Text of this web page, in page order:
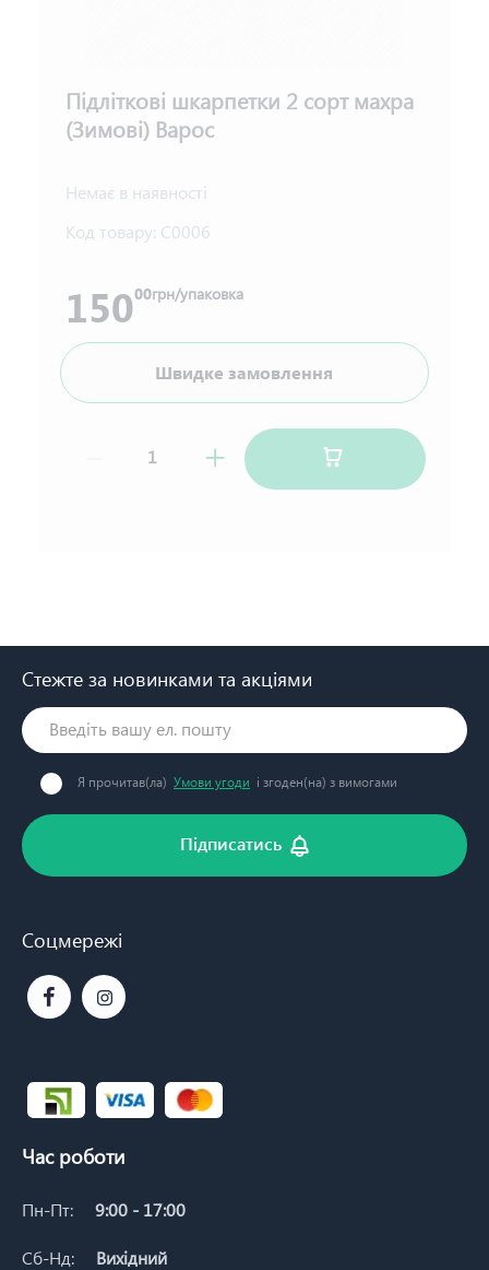
Підліткові шкарпетки 2 сорт махра
(Зимові) Варос
Немає в наявності
Код товару: С0006
15000грн/упаковка
Швидке замовлення
Стежте за новинками та акціями
Я прочитав(ла) Умови угоди і згоден(на) з вимогами
Підписатись
Соцмережі
Час роботи
Пн-Пт: 9:00 - 17:00
Сб-Нд: Вихідний